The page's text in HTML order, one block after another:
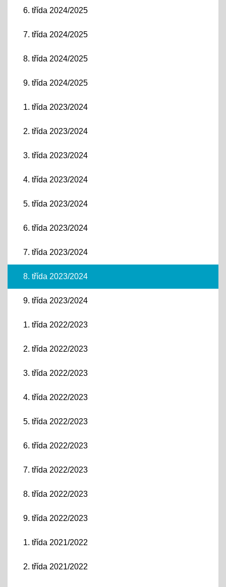
6. třída 2024/2025
7. třída 2024/2025
8. třída 2024/2025
9. třída 2024/2025
1. třída 2023/2024
2. třída 2023/2024
3. třída 2023/2024
4. třída 2023/2024
5. třída 2023/2024
6. třída 2023/2024
7. třída 2023/2024
8. třída 2023/2024
9. třída 2023/2024
1. třída 2022/2023
2. třída 2022/2023
3. třída 2022/2023
4. třída 2022/2023
5. třída 2022/2023
6. třída 2022/2023
7. třída 2022/2023
8. třída 2022/2023
9. třída 2022/2023
1. třída 2021/2022
2. třída 2021/2022